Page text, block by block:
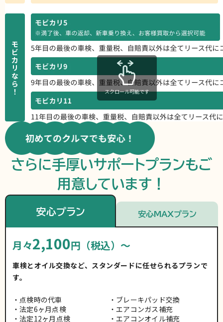
モ
ビ
カ
リ
な
ら
！
スクロール可能です
さらに手厚いサポートプランもご
用意しています！
安心プラン 安心MAXプラン
月々2,100円（税込）～
車検とオイル交換など、スタンダードに任せられるプランで
す。
点検時の代車
法定6ヶ月点検
法定12ヶ月点検
ブレーキパッド交換
エアコンガス補充
エアコンオイル補充